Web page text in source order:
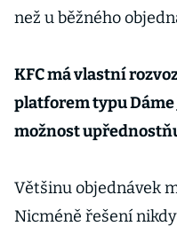
než u běžného
KFC má vlastní
platforem typu Dáme
možnost
Většinu objednávek
Nicméně řešení